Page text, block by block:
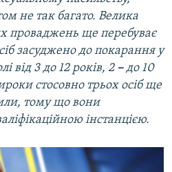
не так багато. Велика
проваджень ще перебуває
засуджено до покарання у
від 3 до 12 років, 2–до 10
стосовно трьох осіб ще
тому що вони
інстанцією.